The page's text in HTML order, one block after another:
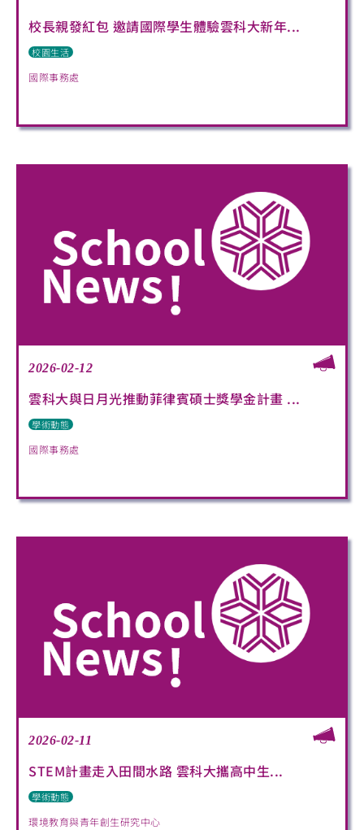
校長親發紅包 邀請國際學生體驗雲科大新年...
校園生活
國際事務處
2026-02-12
雲科大與日月光推動菲律賓碩士獎學金計畫 ...
學術動態
國際事務處
2026-02-11
STEM計畫走入田間水路 雲科大攜高中生...
學術動態
環境教育與青年創生研究中心